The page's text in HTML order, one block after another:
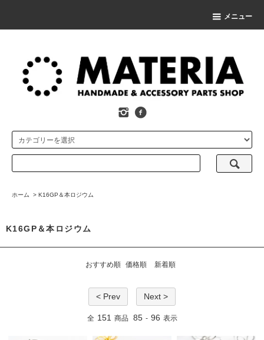
メニュー
ホーム > K16GP＆本ロジウム
K16GP＆本ロジウム
おすすめ順 価格順 新着順
< Prev Next >
全 151 商品 85 - 96 表示